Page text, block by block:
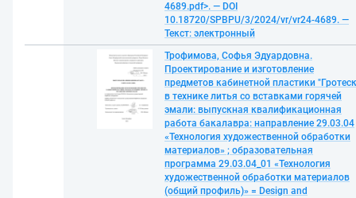
4689.pdf>. — DOI
10.18720/SPBPU/3/2024/vr/vr24-4689. —
Текст: электронный
Трофимова, Софья Эдуардовна.
Проектирование и изготовление
предметов кабинетной пластики
в технике литья со вставками горячей
эмали: выпускная квалификационная
работа бакалавра: направление 29.03.04
«Технология художественной обработки
материалов» ; образовательная
программа 29.03.04_01 «Технология
художественной обработки материалов
(общий профиль)» = Design and